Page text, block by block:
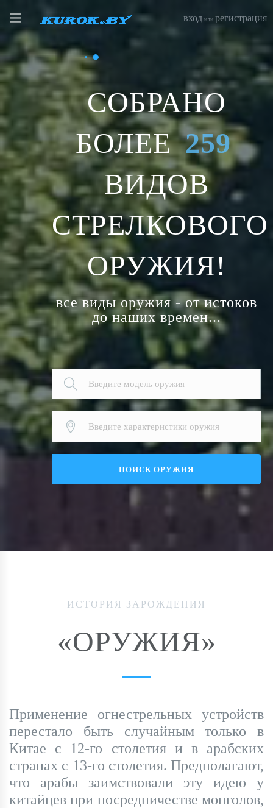
вход или регистрация
СОБРАНО
БОЛЕЕ259
ВИДОВ
СТРЕЛКОВОГО
ОРУЖИЯ!
все виды оружия - от истоков
до наших времен...
ПОИСК ОРУЖИЯ
ИСТОРИЯ ЗАРОЖДЕНИЯ
«ОРУЖИЯ»
Применение огнестрельных устройств
перестало быть случайным только в
Китае с 12-го столетия и в арабских
странах с 13-го столетия. Предполагают,
что арабы заимствовали эту идею у
китайцев при посредничестве монголов,